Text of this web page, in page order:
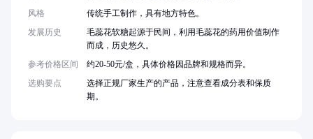
风格
传统手工制作，具有地方特色。
发展历史
毛蕊花软糖起源于民间，利用毛蕊花的药用价值制作
而成，历史悠久。
参考价格区间
约20-50元/盒，具体价格因品牌和规格而异。
选购要点
选择正规厂家生产的产品，注意查看成分表和保质
期。